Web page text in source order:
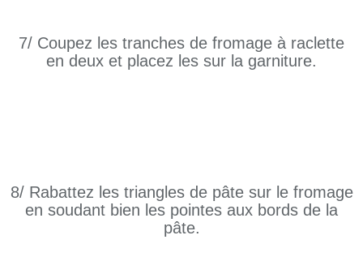
7/ Coupez les tranches de fromage à raclette
en deux et placez les sur la garniture.
8/ Rabattez les triangles de pâte sur le fromage
en soudant bien les pointes aux bords de la
pâte.